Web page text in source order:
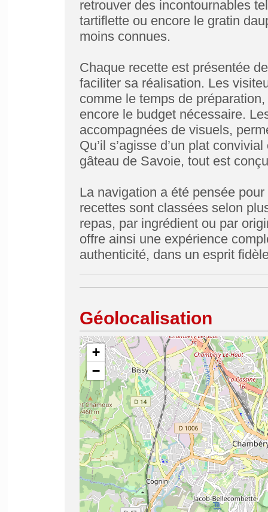
retrouver des incontournables
tartiflette ou encore le gratin
moins connues.
Chaque recette est présentée
faciliter sa réalisation. Les
comme le temps de
encore le budget nécessaire.
accompagnées de visuels,
Qu’il s’agisse d’un plat
gâteau de Savoie, tout est
La navigation a été pensée
recettes sont classées selon
repas, par ingrédient ou par
offre ainsi une expérience
authenticité, dans un esprit
Géolocalisation
+
−